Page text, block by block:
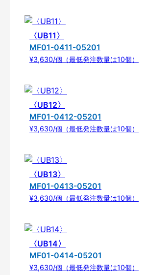
〈UB11〉
MF01-0411-05201
¥3,630/個（最低発注数量は10個）
〈UB12〉
MF01-0412-05201
¥3,630/個（最低発注数量は10個）
〈UB13〉
MF01-0413-05201
¥3,630/個（最低発注数量は10個）
〈UB14〉
MF01-0414-05201
¥3,630/個（最低発注数量は10個）